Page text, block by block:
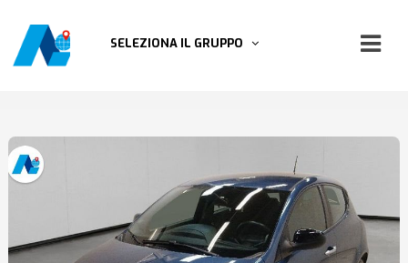
SELEZIONA IL GRUPPO